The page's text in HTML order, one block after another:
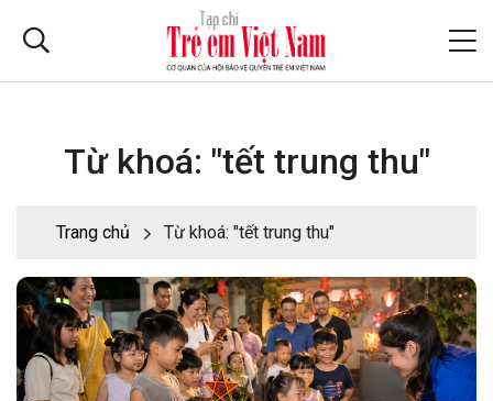
Từ khoá: "tết trung thu"
Trang chủ Từ khoá: "tết trung thu"